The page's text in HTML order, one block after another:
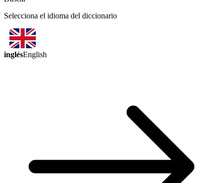
Selecciona el idioma del diccionario
inglésEnglish